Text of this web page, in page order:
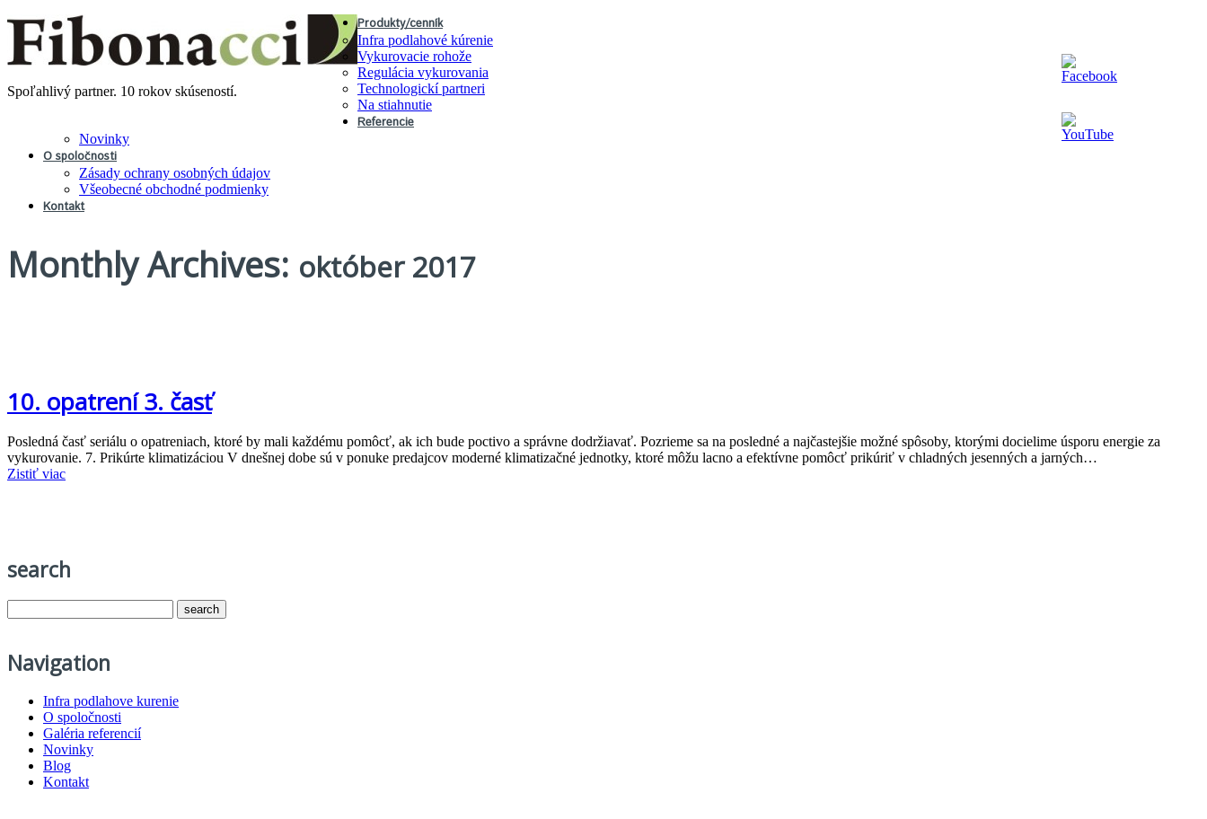
Spoľahlivý partner. 10 rokov skúseností.
Produkty/cenník
Infra podlahové kúrenie
Vykurovacie rohože
Regulácia vykurovania
Technologickí partneri
Na stiahnutie
Referencie
Novinky
O spoločnosti
Zásady ochrany osobných údajov
Všeobecné obchodné podmienky
Kontakt
Monthly Archives: október 2017
10. opatrení 3. časť
Posledná časť seriálu o opatreniach, ktoré by mali každému pomôcť, ak ich bude poctivo a správne dodržiavať. Pozrieme sa na posledné a najčastejšie možné spôsoby, ktorými docielime úsporu energie za
vykurovanie. 7. Prikúrte klimatizáciou V dnešnej dobe sú v ponuke predajcov moderné klimatizačné jednotky, ktoré môžu lacno a efektívne pomôcť prikúriť v chladných jesenných a jarných…
Zistiť viac
search
Navigation
Infra podlahove kurenie
O spoločnosti
Galéria referencií
Novinky
Blog
Kontakt